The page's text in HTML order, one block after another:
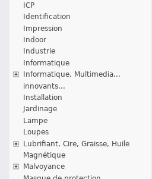
ICP
Identification
Impression
Indoor
Industrie
Informatique
Informatique, Multimedia...
innovants...
Installation
Jardinage
Lampe
Loupes
Lubrifiant, Cire, Graisse, Huile
Magnétique
Malvoyance